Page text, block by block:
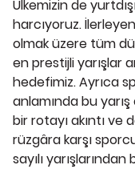
Ülkemizin de
harcıyoruz.
olmak üzere tüm
en prestijli yarışlar
hedefimiz. Ayrıca
anlamında bu yarış
bir rotayı akıntı ve
rüzgâra karşı
sayılı